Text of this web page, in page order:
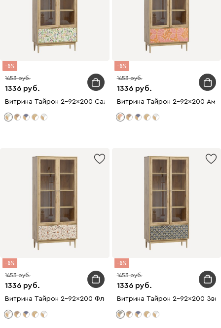
8
1336
1453
Витрина Тайрон 2-92x200 Сальвия
8
1336
1453
Витрина Тайрон 2-92x200
8
1336
1453
Витрина Тайрон 2-92x200 Флори ​
8
1336
1453
Витрина Тайрон 2-92x200